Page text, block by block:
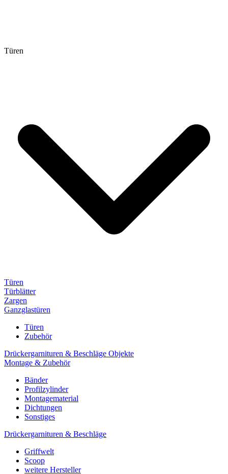
Türen
Türen
Türblätter
Zargen
Ganzglastüren
Türen
Zubehör
Drückergarnituren & Beschläge Objekte
Montage & Zubehör
Bänder
Profilzylinder
Montagematerial
Dichtungen
Sonstiges
Drückergarnituren & Beschläge
Griffwelt
Scoop
weitere Hersteller